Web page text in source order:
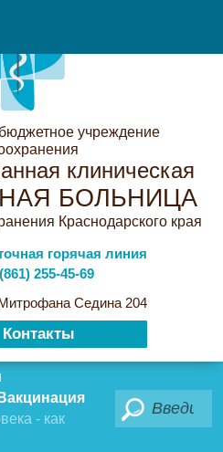
учреждение
клиническая
БОЛЬНИЦА
Краснодарского края
горячая линия
255-45-69
Седина 204
Контакты
Вакцинация
- как
Поиск